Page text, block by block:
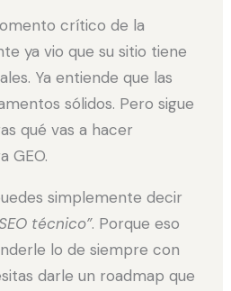
crítico de la
ya vio que su sitio tiene
Ya entiende que las
sólidos. Pero sigue
qué vas a hacer
GEO.
simplemente decir
técnico”. Porque eso
lo de siempre con
darle un roadmap que